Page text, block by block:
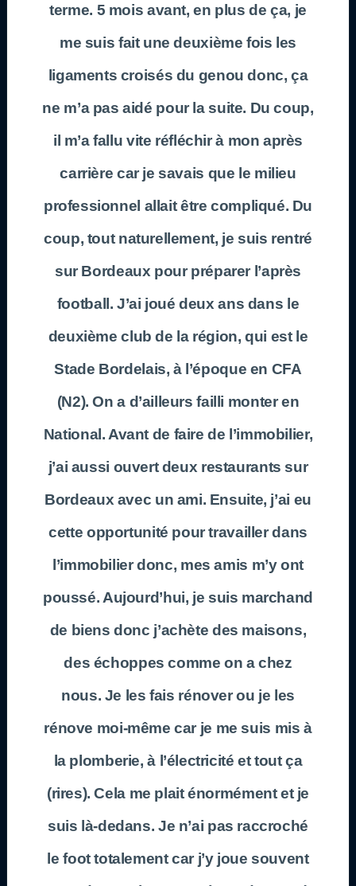
terme. 5 mois avant, en plus de ça, je
me suis fait une deuxième fois les
ligaments croisés du genou donc, ça
ne m’a pas aidé pour la suite. Du coup,
il m’a fallu vite réfléchir à mon après
carrière car je savais que le milieu
professionnel allait être compliqué. Du
coup, tout naturellement, je suis rentré
sur Bordeaux pour préparer l’après
football. J’ai joué deux ans dans le
deuxième club de la région, qui est le
Stade Bordelais, à l’époque en CFA
(N2). On a d’ailleurs failli monter en
National. Avant de faire de l’immobilier,
j’ai aussi ouvert deux restaurants sur
Bordeaux avec un ami. Ensuite, j’ai eu
cette opportunité pour travailler dans
l’immobilier donc, mes amis m’y ont
poussé. Aujourd’hui, je suis marchand
de biens donc j’achète des maisons,
des échoppes comme on a chez
nous. Je les fais rénover ou je les
rénove moi-même car je me suis mis à
la plomberie, à l’électricité et tout ça
(rires). Cela me plait énormément et je
suis là-dedans. Je n’ai pas raccroché
le foot totalement car j’y joue souvent